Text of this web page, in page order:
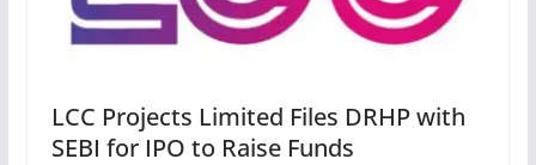
LCC Projects Limited Files DRHP with
SEBI for IPO to Raise Funds